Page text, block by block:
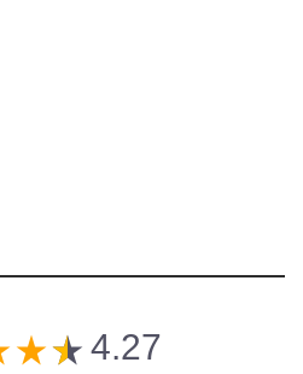
star_ratestar_rate 4.27